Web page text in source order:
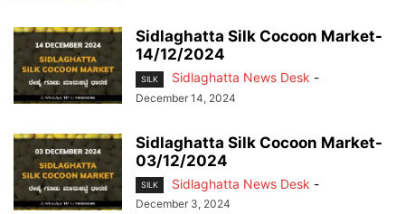
Sidlaghatta Silk Cocoon Market-
14/12/2024
SILK Sidlaghatta News Desk -
December 14, 2024
Sidlaghatta Silk Cocoon Market-
03/12/2024
SILK Sidlaghatta News Desk -
December 3, 2024